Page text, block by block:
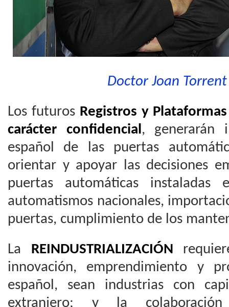
Doctor Joan
Los futuros Registros y
carácter confidencial, generarán
español de las puertas
orientar y apoyar las decisiones
puertas automáticas instaladas
automatismos nacionales,
puertas, cumplimiento de los
La REINDUSTRIALIZACIÓN
innovación, emprendimiento y
español, sean industrias con
extranjero; y la